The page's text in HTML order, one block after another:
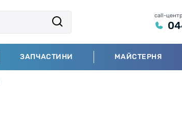
call-центр
ЗАПЧАСТИНИ МАЙСТЕРНЯ